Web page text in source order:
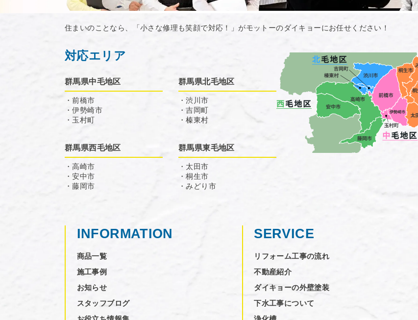
住まいのことなら、「小さな修理も笑顔で対応！」がモットーのダイキョーにお任せください！
対応エリア
群馬県中毛地区
・前橋市
・伊勢崎市
・玉村町
群馬県北毛地区
・渋川市
・吉岡町
・榛東村
群馬県西毛地区
・高崎市
・安中市
・藤岡市
群馬県東毛地区
・太田市
・桐生市
・みどり市
INFORMATION
商品一覧
施工事例
お知らせ
スタッフブログ
SERVICE
リフォーム工事の流れ
不動産紹介
ダイキョーの外壁塗装
下水工事について